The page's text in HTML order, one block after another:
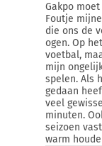
Gakpo
Foutje
die ons de
ogen. Op
voetbal,
mijn
spelen. Als
gedaan
veel
minuten.
seizoen
warm